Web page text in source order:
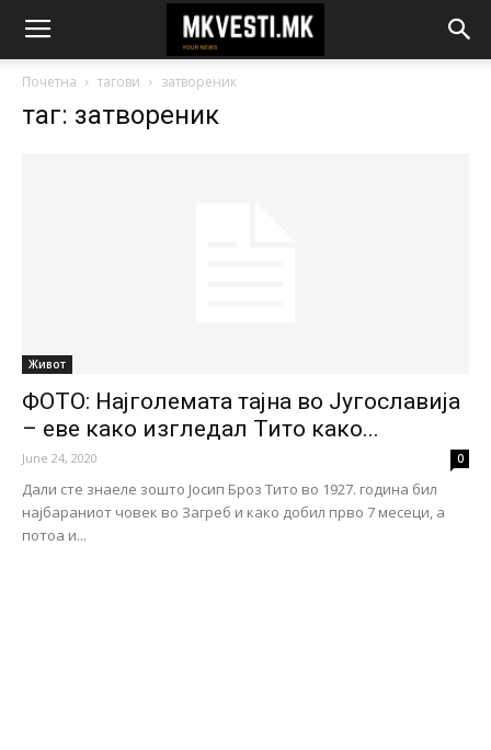
Почетна тагови затвореник
таг: затвореник
Живот
ФОТО: Најголемата тајна во Југославија
– еве како изгледал Тито како...
June 24, 2020 0
Дали сте знаеле зошто Јосип Броз Тито во 1927. година бил
најбараниот човек во Загреб и како добил прво 7 месеци, а
потоа и...